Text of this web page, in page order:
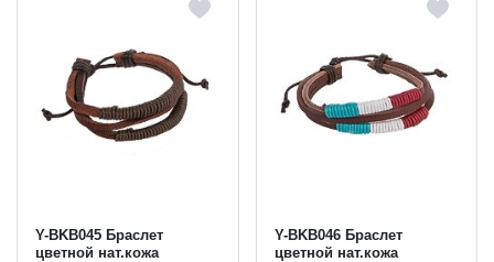
Y-BKB045 Браслет
цветной нат.кожа
Y-BKB046 Браслет
цветной нат.кожа